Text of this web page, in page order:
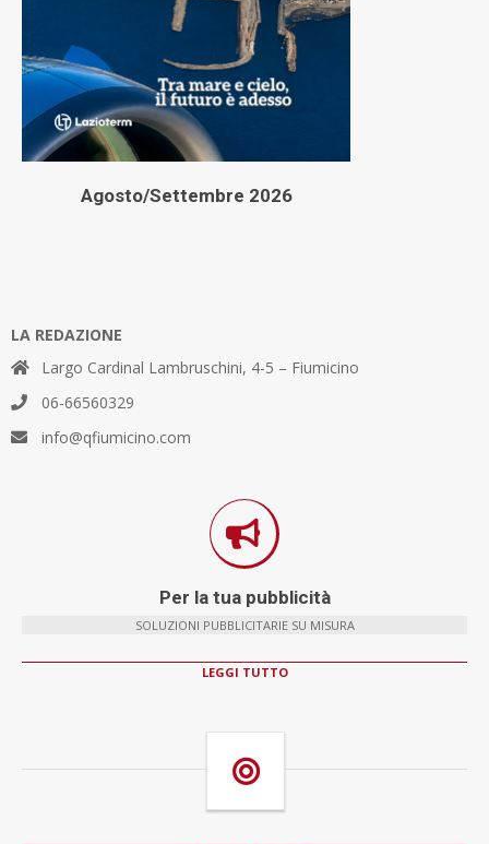
Agosto/Settembre 2026
LA REDAZIONE
Largo Cardinal Lambruschini, 4-5 – Fiumicino
06-66560329
info@qfiumicino.com
Per la tua pubblicità
SOLUZIONI PUBBLICITARIE SU MISURA
LEGGI TUTTO